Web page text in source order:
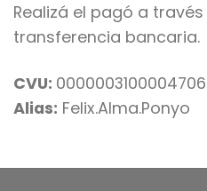
Realizá el pagó a
transferencia bancaria.
CVU:
Alias: Felix.Alma.Ponyo